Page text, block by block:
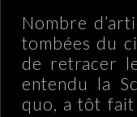
Nombre
tombées du
de retracer
entendu la
quo, a tôt fait